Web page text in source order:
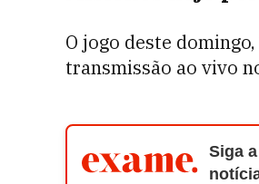
O jogo deste
transmissão ao vivo
Siga